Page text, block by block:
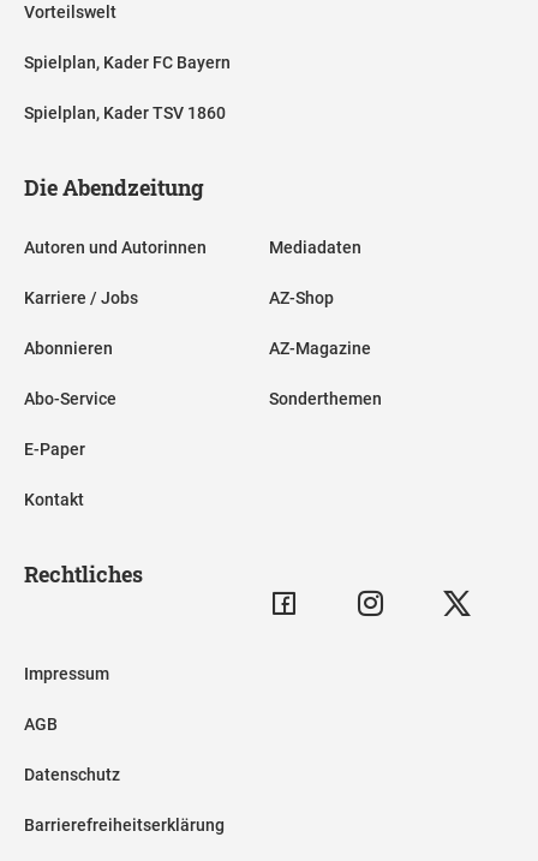
Vorteilswelt
Spielplan, Kader FC Bayern
Spielplan, Kader TSV 1860
Die Abendzeitung
Autoren und Autorinnen
Karriere / Jobs
Abonnieren
Abo-Service
E-Paper
Kontakt
Mediadaten
AZ-Shop
AZ-Magazine
Sonderthemen
Rechtliches
Impressum
AGB
Datenschutz
Barrierefreiheitserklärung